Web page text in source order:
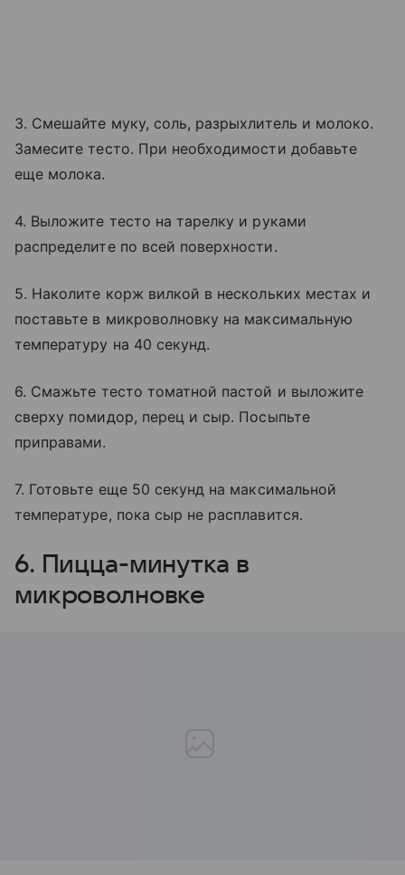
3. Смешайте муку, соль, разрыхлитель и молоко.
Замесите тесто. При необходимости добавьте
еще молока.
4. Выложите тесто на тарелку и руками
распределите по всей поверхности.
5. Наколите корж вилкой в нескольких местах и
поставьте в микроволновку на максимальную
температуру на 40 секунд.
6. Смажьте тесто томатной пастой и выложите
сверху помидор, перец и сыр. Посыпьте
приправами.
7. Готовьте еще 50 секунд на максимальной
температуре, пока сыр не расплавится.
6. Пицца-минутка в
микроволновке